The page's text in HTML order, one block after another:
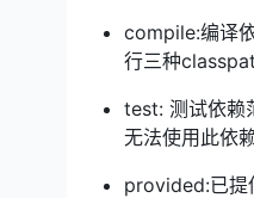
compile:编译
行三种
test: 测试依赖
无法使用此依
provided:已提